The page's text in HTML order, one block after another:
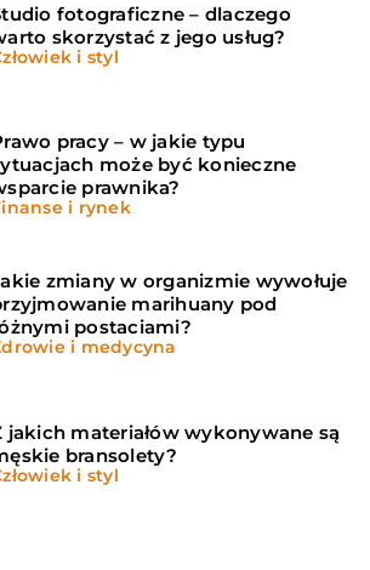
fotograficzne – dlaczego
skorzystać z jego usług?
i styl
pracy – w jakie typu
może być konieczne
prawnika?
i rynek
zmiany w organizmie wywołuje
marihuany pod
postaciami?
i medycyna
jakich materiałów wykonywane są
bransolety?
i styl